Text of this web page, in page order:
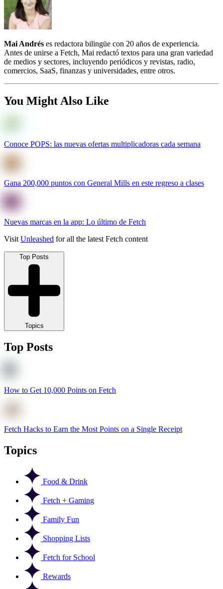
Mai Andrés es redactora bilingüe con 20 años de experiencia.
Antes de unirse a Fetch, Mai redactó textos para una gran variedad
de medios y sectores, incluyendo periódicos y revistas, radio,
comercios, SaaS, finanzas y universidades, entre otros.
You Might Also Like
Conoce POPS: las nuevas ofertas multiplicadoras cada semana
Gana 200,000 puntos con General Mills en este regreso a clases
Nuevas marcas en la app: Lo último de Fetch
Visit Unleashed for all the latest Fetch content
Top Posts
Topics
Top Posts
How to Get 10,000 Points on Fetch
Fetch Hacks to Earn the Most Points on a Single Receipt
Topics
Food & Drink
Fetch + Gaming
Family Fun
Shopping Lists
Fetch for School
Rewards